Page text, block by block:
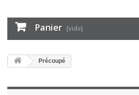
Panier (vide)
Précoupé